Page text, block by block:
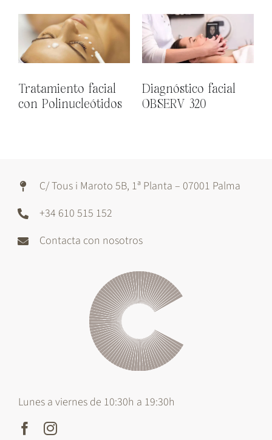
Tratamiento facial
con Polinucleótidos
Diagnóstico facial
OBSERV 320
C/ Tous i Maroto 5B, 1ª Planta – 07001 Palma
+34 610 515 152
Contacta con nosotros
Lunes a viernes de 10:30h a 19:30h